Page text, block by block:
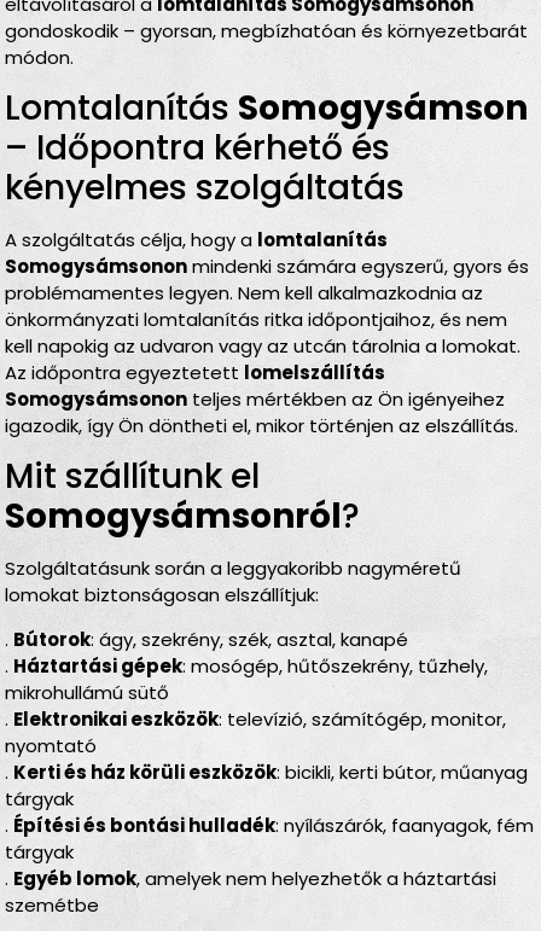
gondoskodik – gyorsan, megbízhatóan és környezetbarát
módon.
Lomtalanítás Somogysámson
– Időpontra kérhető és
kényelmes szolgáltatás
A szolgáltatás célja, hogy a lomtalanítás
Somogysámsononmindenki számára egyszerű, gyors és
problémamentes legyen. Nem kell alkalmazkodnia az
önkormányzati lomtalanítás ritka időpontjaihoz, és nem
kell napokig az udvaron vagy az utcán tárolnia a lomokat.
Az időpontra egyeztetett lomelszállítás
Somogysámsonon teljes mértékben az Ön igényeihez
igazodik, így Ön döntheti el, mikor történjen az elszállítás.
Mit szállítunk el
Somogysámsonról?
Szolgáltatásunk során a leggyakoribb nagyméretű
lomokat biztonságosan elszállítjuk:
. Bútorok: ágy, szekrény, szék, asztal, kanapé
. Háztartási gépek: mosógép, hűtőszekrény, tűzhely,
mikrohullámú sütő
. Elektronikai eszközök: televízió, számítógép, monitor,
nyomtató
. Kerti és ház körüli eszközök: bicikli, kerti bútor, műanyag
tárgyak
. Építési és bontási hulladék: nyílászárók, faanyagok, fém
tárgyak
. Egyéb lomok, amelyek nem helyezhetők a háztartási
szemétbe